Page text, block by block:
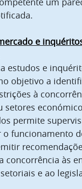
e
estudos e
objetivo a
à
setores
permite
o funcionamento
concorrência às
e ao